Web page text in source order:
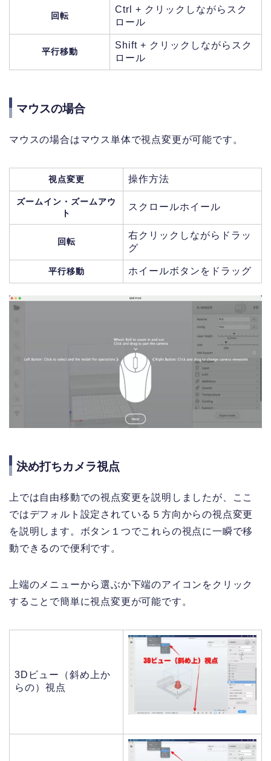
回転
Ctrl + クリックしながらスク
ロール
平行移動
Shift + クリックしながらスク
ロール
マウスの場合
マウスの場合はマウス単体で視点変更が可能です。
視点変更 操作方法
ズームイン・ズームアウ
ト
スクロールホイール
回転
右クリックしながらドラッ
グ
平行移動 ホイールボタンをドラッグ
決め打ちカメラ視点
上では自由移動での視点変更を説明しましたが、ここ
ではデフォルト設定されている５方向からの視点変更
を説明します。ボタン１つでこれらの視点に一瞬で移
動できるので便利です。
上端のメニューから選ぶか下端のアイコンをクリック
することで簡単に視点変更が可能です。
3Dビュー（斜め上か
らの）視点